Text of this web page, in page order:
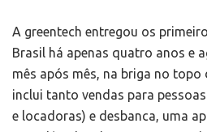
A greentech entregou os
Brasil há apenas quatro anos e
mês após mês, na briga no topo
inclui tanto vendas para
e locadoras) e desbanca, uma